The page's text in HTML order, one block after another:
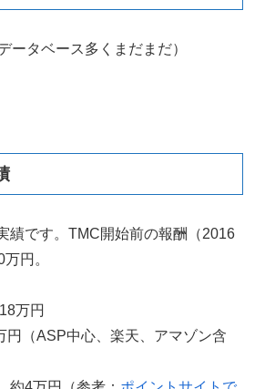
ータベース多くまだまだ）
績です。TMC開始前の報酬（2016
円。
万円
ASP中心、楽天、アマゾン含